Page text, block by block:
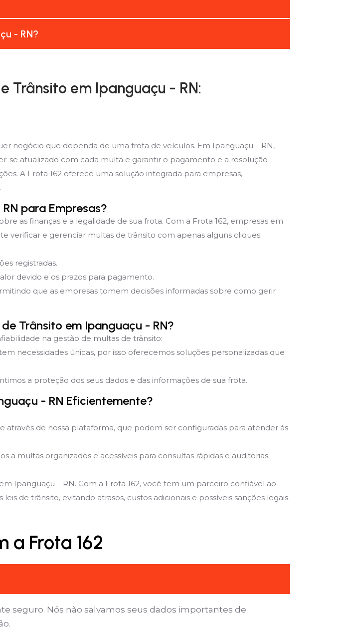
- RN?
Trânsito em Ipanguaçu - RN:
negócio que dependa de uma frota de veículos. Em Ipanguaçu – RN,
se atualizado com cada multa e garantir o pagamento e a resolução
A Frota 162 oferece uma solução integrada para empresas,
para Empresas?
as finanças e a legalidade de sua frota. Com a Frota 162, empresas em
verificar e gerenciar multas de trânsito com apenas alguns cliques:
registradas.
devido e os prazos para pagamento.
que as empresas tomem decisões informadas sobre como gerir
Trânsito em Ipanguaçu - RN?
na gestão de multas de trânsito:
necessidades únicas, por isso oferecemos soluções personalizadas que
a proteção dos seus dados e das informações de sua frota.
- RN Eficientemente?
de nossa plataforma, que podem ser configuradas para atender às
multas organizados e acessíveis para consultas rápidas e auditorias.
Ipanguaçu – RN. Com a Frota 162, você tem um parceiro confiável ao
de trânsito, evitando atrasos, custos adicionais e possíveis sanções legais.
a Frota 162
seguro. Nós não salvamos seus dados importantes de